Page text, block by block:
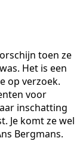
toen ze
Het is een
op verzoek.
voor
inschatting
Je komt ze wel
Bergmans.